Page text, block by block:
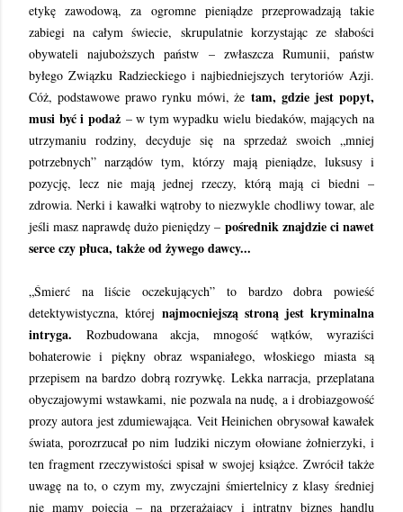
etykę zawodową, za ogromne pieniądze przeprowadzają takie
zabiegi na całym świecie, skrupulatnie korzystając ze słabości
obywateli najuboższych państw – zwłaszcza Rumunii, państw
byłego Związku Radzieckiego i najbiedniejszych terytoriów Azji.
Cóż, podstawowe prawo rynku mówi, żetam, gdzie jest popyt,
musi być i podaż– w tym wypadku wielu biedaków, mających na
utrzymaniu rodziny, decyduje się na sprzedaż swoich „mniej
potrzebnych” narządów tym, którzy mają pieniądze, luksusy i
pozycję, lecz nie mają jednej rzeczy, którą mają ci biedni –
zdrowia. Nerki i kawałki wątroby to niezwykle chodliwy towar, ale
jeśli masz naprawdę dużo pieniędzy – pośrednik znajdzie ci nawet
serce czy płuca, także od żywego dawcy...
„Śmierć na liście oczekujących” to bardzo dobra powieść
detektywistyczna, której najmocniejszą stroną jest kryminalna
intryga. Rozbudowana akcja, mnogość wątków, wyraziści
bohaterowie i piękny obraz wspaniałego, włoskiego miasta są
przepisem na bardzo dobrą rozrywkę. Lekka narracja, przeplatana
obyczajowymi wstawkami, nie pozwala na nudę, a i drobiazgowość
prozy autora jest zdumiewająca. Veit Heinichen obrysował kawałek
świata, porozrzucał po nim ludziki niczym ołowiane żołnierzyki, i
ten fragment rzeczywistości spisał w swojej książce. Zwrócił także
uwagę na to, o czym my, zwyczajni śmiertelnicy z klasy średniej
nie mamy pojęcia – na przerażający i intratny biznes handlu